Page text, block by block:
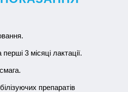
перші 3 місяці лактації.
препаратів